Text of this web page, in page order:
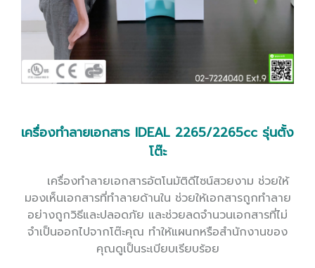
เครื่องทำลายเอกสาร IDEAL 2265/2265cc รุ่นตั้ง
โต๊ะ
เครื่องทําลายเอกสารอัตโนมัติดีไซน์สวยงาม ช่วยให้
มองเห็นเอกสารที่ทำลายด้านใน ช่วยให้เอกสารถูกทำลาย
อย่างถูกวิธีและปลอดภัย และช่วยลดจำนวนเอกสารที่ไม่
จำเป็นออกไปจากโต๊ะคุณ ทำให้แผนกหรือสำนักงานของ
คุณดูเป็นระเบียบเรียบร้อย